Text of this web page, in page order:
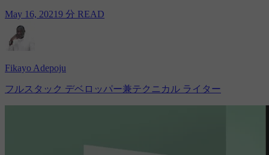
May 16, 20219 分 READ
Fikayo Adepoju
フルスタック デベロッパー兼テクニカル ライター